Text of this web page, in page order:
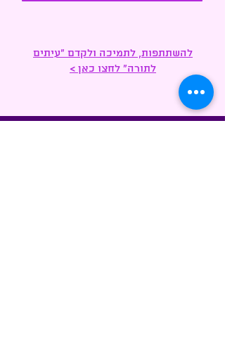
להשתתפות, לתמיכה ולקדם "עיתים
לתורה" לחצו כאן >